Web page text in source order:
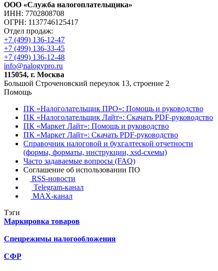
ООО «Служба налогоплательщика»
ИНН: 7702808708
ОГРН: 1137746125417
Отдел продаж:
+7 (499) 136-12-47
+7 (499) 136-33-45
+7 (499) 136-12-48
info@nalogypro.ru
115054, г. Москва
Большой Строченовский переулок 13, строение 2
Помощь
ПК «Налоголательщик ПРО»: Помощь и руководство
ПК «Налоголательщик Лайт»: Скачать PDF-руководство
ПК «Маркет Лайт»: Помощь и руководство
ПК «Маркет Лайт»: Скачать PDF-руководство
Справочник налоговой и бухгалтеской отчетности
(формы, форматы, инструкции, xsd-схемы)
Часто задаваемые вопросы (FAQ)
Соглашение об использовании ПО
RSS-новости
Telegram-канал
MAX-канал
Тэги
Маркировка товаров
Спецрежимы налогообложения
СФР